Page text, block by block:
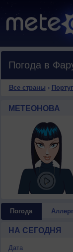
Погода в
Все страны ›
МЕТЕОНОВА
Погода
НА СЕГОДНЯ
Дата